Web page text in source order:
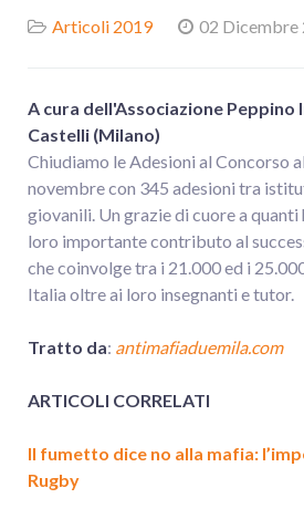
Articoli 2019 02 Dicembre
A cura dell'Associazione
Castelli (Milano)
Chiudiamo le Adesioni al Concorso
novembre con 345 adesioni tra
giovanili. Un grazie di cuore a quanti
loro importante contributo al
che coinvolge tra i 21.000 ed i
Italia oltre ai loro insegnanti e tutor.
Tratto da: antimafiaduemila.com
ARTICOLI CORRELATI
Il fumetto dice no alla mafia:
Rugby